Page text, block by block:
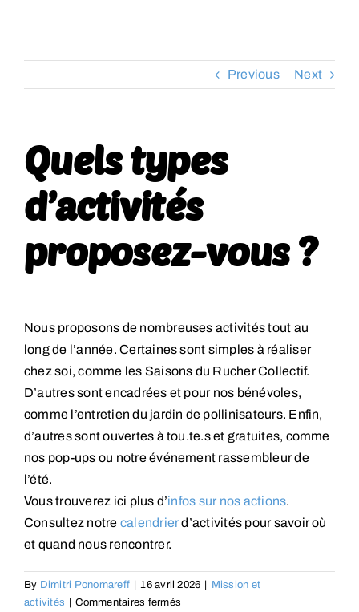
CONTACT Previous Next
Quels types
d’activités
proposez-vous ?
Nous proposons de nombreuses activités tout au
long de l’année. Certaines sont simples à réaliser
chez soi, comme les Saisons du Rucher Collectif.
D’autres sont encadrées et pour nos bénévoles,
comme l’entretien du jardin de pollinisateurs. Enfin,
d’autres sont ouvertes à tou.te.s et gratuites, comme
nos pop-ups ou notre événement rassembleur de
l’été.
Vous trouverez ici plus d’infos sur nos actions.
Consultez notre calendrierd’activités pour savoir où
et quand nous rencontrer.
By Dimitri Ponomareff | 16 avril 2026 | Mission et
activités | Commentaires ferméssur